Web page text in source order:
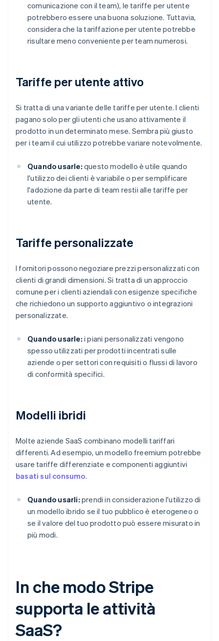
comunicazione con il team), le tariffe per utente
potrebbero essere una buona soluzione. Tuttavia,
considera che la tariffazione per utente potrebbe
risultare meno conveniente per team numerosi.
Tariffe per utente attivo
Si tratta di una variante delle tariffe per utente. I clienti
pagano solo per gli utenti che usano attivamente il
prodotto in un determinato mese. Sembra più giusto
per i team il cui utilizzo potrebbe variare notevolmente.
Quando usarle: questo modello è utile quando
l'utilizzo dei clienti è variabile o per semplificare
l'adozione da parte di team restii alle tariffe per
utente.
Tariffe personalizzate
I fornitori possono negoziare prezzi personalizzati con
clienti di grandi dimensioni. Si tratta di un approccio
comune per i clienti aziendali con esigenze specifiche
che richiedono un supporto aggiuntivo o integrazioni
personalizzate.
Quando usarle: i piani personalizzati vengono
spesso utilizzati per prodotti incentrati sulle
aziende o per settori con requisiti o flussi di lavoro
di conformità specifici.
Modelli ibridi
Molte aziende SaaS combinano modelli tariffari
differenti. Ad esempio, un modello freemium potrebbe
usare tariffe differenziate e componenti aggiuntivi
basati sul consumo.
Quando usarli: prendi in considerazione l'utilizzo di
un modello ibrido se il tuo pubblico è eterogeneo o
se il valore del tuo prodotto può essere misurato in
più modi.
In che modo Stripe
supporta le attività
SaaS?